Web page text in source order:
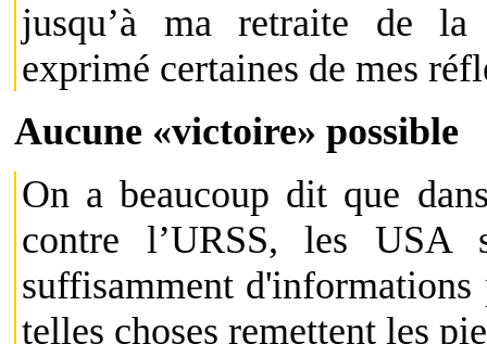
jusqu’à ma retraite de la
exprimé certaines de mes
Aucune «victoire» possible
On a beaucoup dit que
contre l’URSS, les USA
suffisamment
telles choses remettent les